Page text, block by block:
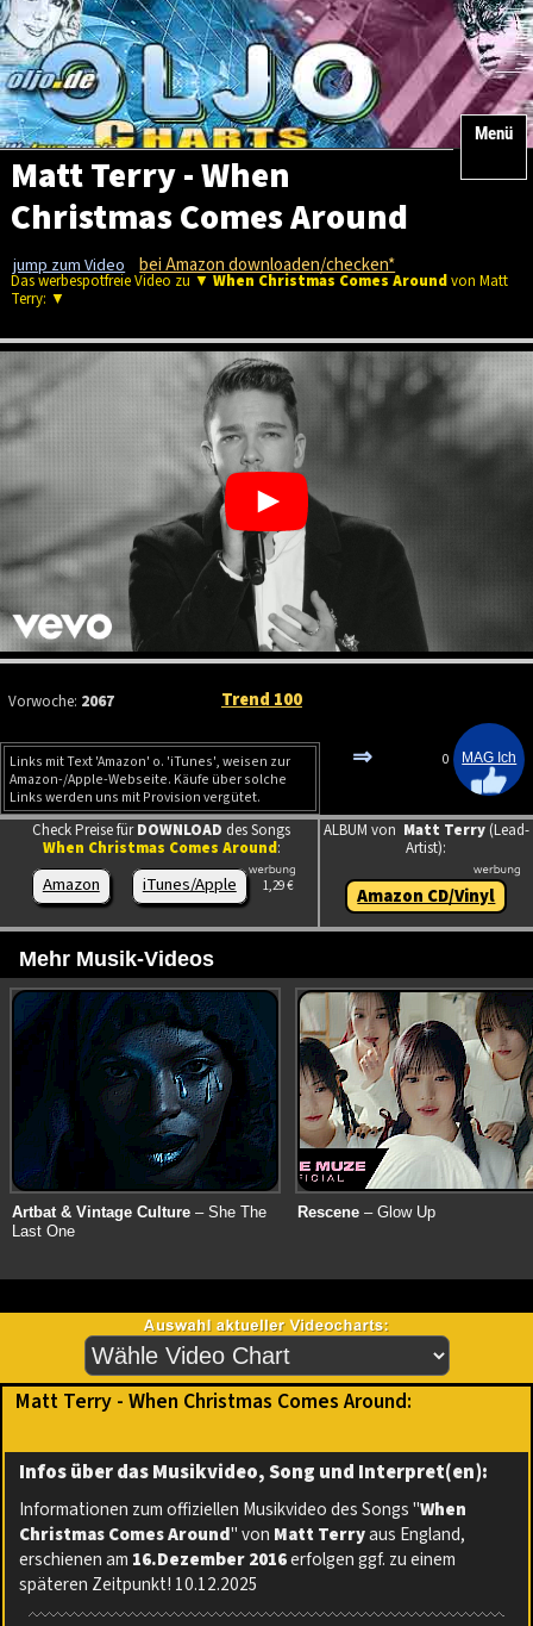
Menü
Matt Terry - When
Christmas Comes Around
jump zum Video bei Amazon downloaden/checken*
Das werbespotfreie Video zu ▼ When Christmas Comes Aroundvon Matt
Terry: ▼
Vorwoche: 2067 Trend 100
Links mit Text 'Amazon' o. 'iTunes', weisen zur
Amazon-/Apple-Webseite. Käufe über solche
Links werden uns mit Provision vergütet.
⇒ 0
Check Preise fürDOWNLOAD des Songs
When Christmas Comes Around:
Amazon iTunes/Apple 1,29 €
ALBUM von Matt Terry(Lead-
Artist):
Amazon CD/Vinyl
Mehr Musik-Videos
Artbat & Vintage Culture – She The
Last One
Rescene – Glow Up
Matt Terry - When Christmas Comes Around:
Infos über das Musikvideo, Song und Interpret(en):
Informationen zum offiziellen Musikvideo des Songs "When
Christmas Comes Around" von Matt Terryaus England,
erschienen am 16.Dezember 2016erfolgen ggf. zu einem
späteren Zeitpunkt! 10.12.2025